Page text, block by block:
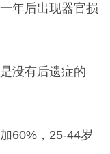
年后出现器官损
没有后遗症的
60%，25-44岁